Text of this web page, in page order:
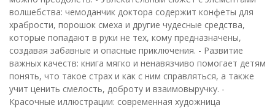
волшебства: чемоданчик доктора содержит конфеты для
храбрости, порошок смеха и другие чудесные средства,
которые попадают в руки не тех, кому предназначены,
создавая забавные и опасные приключения. - Развитие
важных качеств: книга мягко и ненавязчиво помогает детям
понять, что такое страх и как с ним справляться, а также
учит ценить смелость, доброту и взаимовыручку. -
Красочные иллюстрации: современная художница